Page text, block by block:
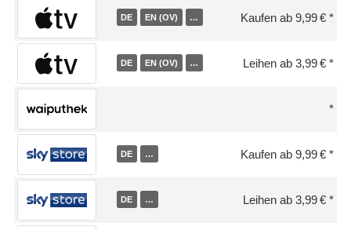
DE EN (OV) … Kaufen ab 9,99 €
DE EN (OV) … Leihen ab 3,99 €
DE … Kaufen ab 9,99 €
DE … Leihen ab 3,99 €